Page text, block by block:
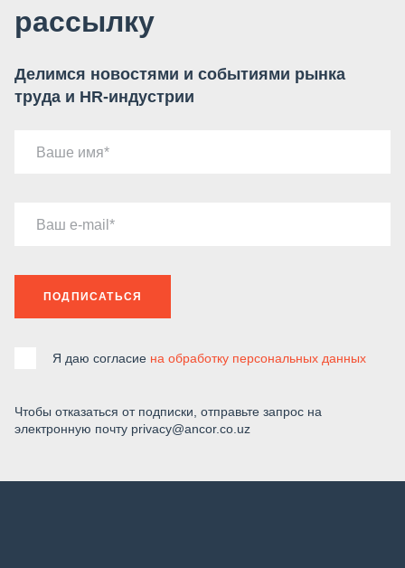
рассылку
Делимся новостями и событиями рынка
труда и HR-индустрии
Ваше имя
Ваш e-mail
ПОДПИСАТЬСЯ
Я даю согласие на обработку персональных данных
Чтобы отказаться от подписки, отправьте запрос на
электронную почту privacy@ancor.co.uz